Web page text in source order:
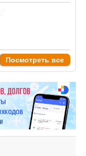
Посмотреть все